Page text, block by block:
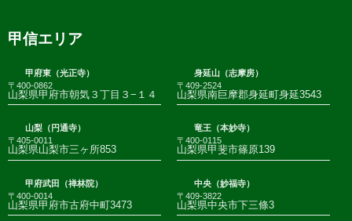
甲信エリア
甲府東（光正寺）
〒400-0862
山梨県甲府市朝気３丁目３−１４
身延山（志摩房）
〒409-2524
山梨県南巨摩郡身延町身延3543
山梨（円通寺）
〒405-0011
山梨県山梨市三ヶ所853
竜王（本妙寺）
〒400-0115
山梨県甲斐市篠原139
甲府武田（禅林院）
〒400-0014
山梨県甲府市古府中町3473
中央（妙福寺）
〒409-3822
山梨県中央市下三條3